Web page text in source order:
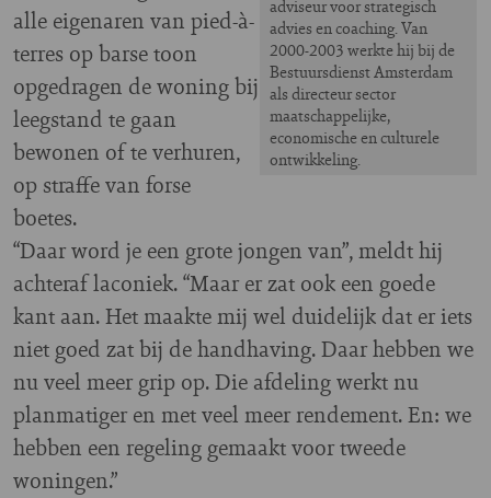
adviseur voor strategisch
advies en coaching. Van
2000-2003 werkte hij bij de
Bestuursdienst Amsterdam
als directeur sector
maatschappelijke,
economische en culturele
ontwikkeling.
alle eigenaren van pied-à-
terres op barse toon
opgedragen de woning bij
leegstand te gaan
bewonen of te verhuren,
op straffe van forse
boetes.
“Daar word je een grote jongen van”, meldt hij
achteraf laconiek. “Maar er zat ook een goede
kant aan. Het maakte mij wel duidelijk dat er iets
niet goed zat bij de handhaving. Daar hebben we
nu veel meer grip op. Die afdeling werkt nu
planmatiger en met veel meer rendement. En: we
hebben een regeling gemaakt voor tweede
woningen.”